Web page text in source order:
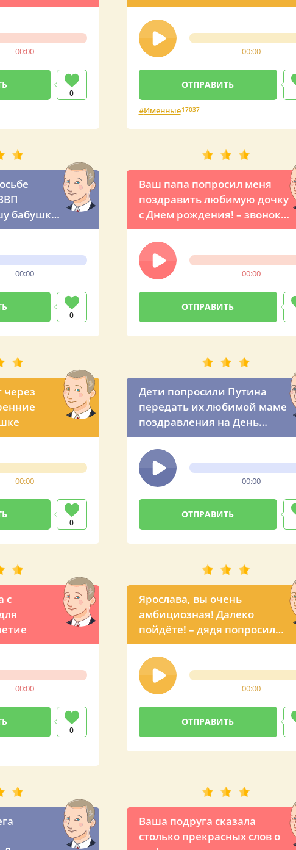
00:00
0
00:00
Именные17037
бабушку
рождения
00:00
0
Ваш папа попросил меня
поздравить любимую дочку
с Днем рождения! – звонок с
юмором от президента
России
00:00
через
00:00
0
Дети попросили Путина
передать их любимой маме
поздравления на День
рождения
00:00
с
00:00
0
Ярослава, вы очень
амбициозная! Далеко
пойдёте! – дядя попросил
президента позвонить и
оригинально поздравить
свою племянницу с ДР
00:00
Ваша подруга сказала
столько прекрасных слов о